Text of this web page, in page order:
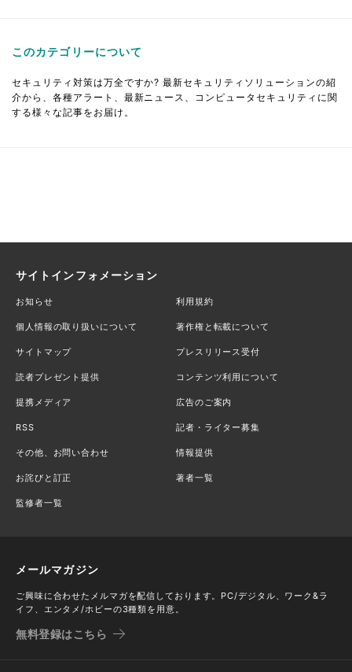
このカテゴリーについて
セキュリティ対策は万全ですか? 最新セキュリティソリューションの紹
介から、各種アラート、最新ニュース、コンピュータセキュリティに関
する様々な記事をお届け。
サイトインフォメーション
お知らせ 利用規約
個人情報の取り扱いについて 著作権と転載について
サイトマップ プレスリリース受付
読者プレゼント提供 コンテンツ利用について
提携メディア 広告のご案内
RSS 記者・ライター募集
その他、お問い合わせ 情報提供
お詫びと訂正 著者一覧
監修者一覧
メールマガジン
ご興味に合わせたメルマガを配信しております。PC/デジタル、ワーク&ラ
イフ、エンタメ/ホビーの3種類を用意。
無料登録はこちら